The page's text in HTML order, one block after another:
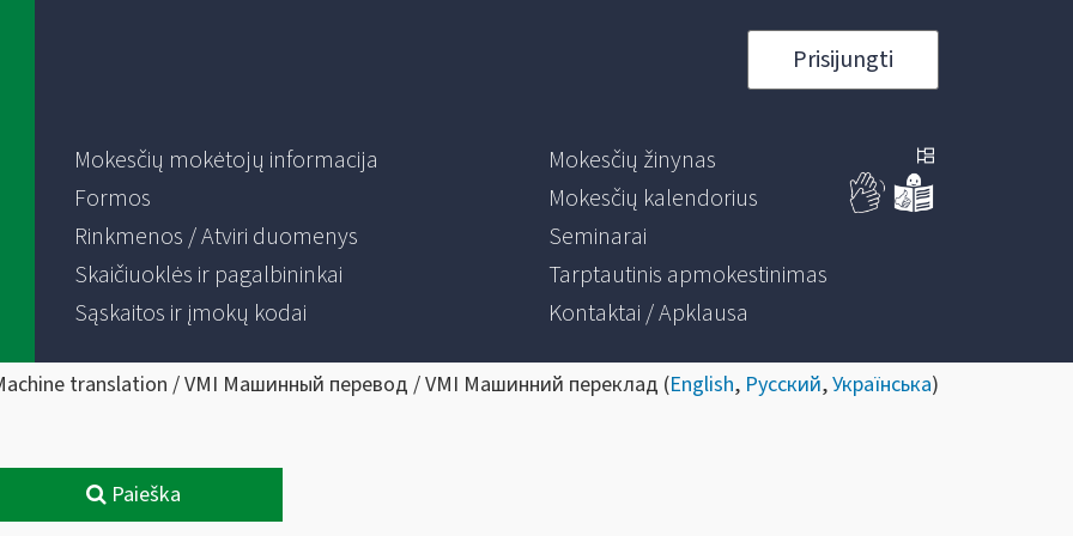
Prisijungti
Mokesčių mokėtojų informacija
Formos
Rinkmenos / Atviri duomenys
Skaičiuoklės ir pagalbininkai
Sąskaitos ir įmokų kodai
Mokesčių žinynas
Mokesčių kalendorius
Seminarai
Tarptautinis apmokestinimas
Kontaktai / Apklausa
translation / VMI Машинный перевод / VMI Машинний переклад (English, Русский,Українська)
Paieška